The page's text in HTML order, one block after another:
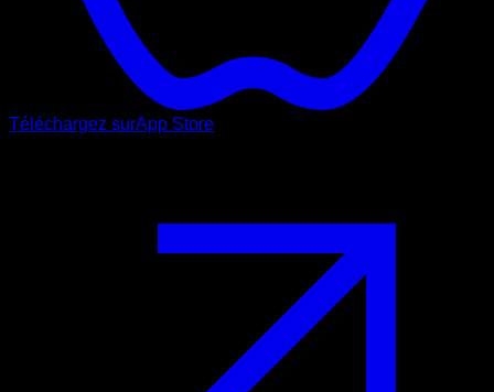
Téléchargez surApp Store